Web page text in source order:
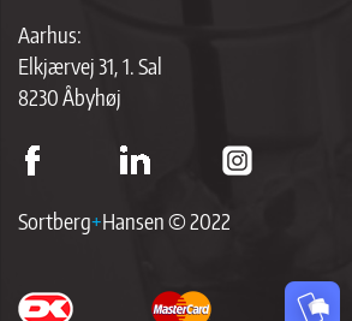
Aarhus:
Elkjærvej 31, 1. Sal
8230 Åbyhøj
Sortberg+Hansen © 2022